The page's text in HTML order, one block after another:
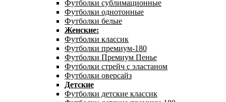
Футболки сублимационные
Футболки однотонные
Футболки белые
Женские:
Футболки классик
Футболки премиум-180
Футболки Премиум Пенье
Футболки стрейч с эластаном
Футболки оверсайз
Детские
Футболки детские классик